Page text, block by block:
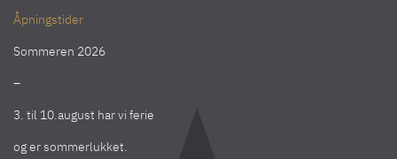
Åpningstider
Sommeren 2026
–
3. til 10.august har vi ferie
og er sommerlukket.